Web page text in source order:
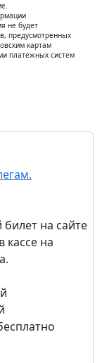
не будет
предусмотренных
картам
платежных систем
на сайте
кассе на